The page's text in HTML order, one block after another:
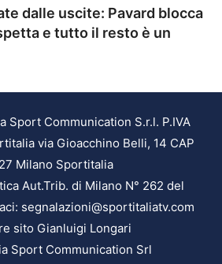
dalle uscite: Pavard blocca
e tutto il resto è un
Sport Communication S.r.l. P.IVA
via Gioacchino Belli, 14 CAP
Milano Sportitalia
Aut.Trib. di Milano N° 262 del
segnalazioni@sportitaliatv.com
sito Gianluigi Longari
Sport Communication Srl